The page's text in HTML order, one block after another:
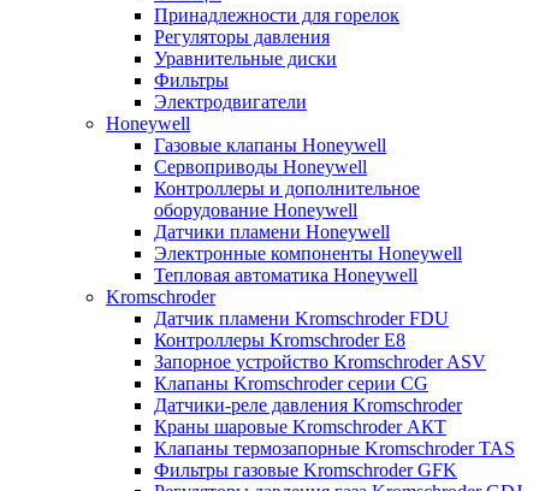
Принадлежности для горелок
Регуляторы давления
Уравнительные диски
Фильтры
Электродвигатели
Honeywell
Газовые клапаны Honeywell
Сервоприводы Honeywell
Контроллеры и дополнительное
оборудование Honeywell
Датчики пламени Honeywell
Электронные компоненты Honeywell
Тепловая автоматика Honeywell
Kromschroder
Датчик пламени Kromschroder FDU
Контроллеры Kromschroder E8
Запорное устройство Kromschroder ASV
Клапаны Kromschroder серии CG
Датчики-реле давления Kromschroder
Краны шаровые Kromschroder АКТ
Клапаны термозапорные Kromschroder TAS
Фильтры газовые Kromschroder GFK